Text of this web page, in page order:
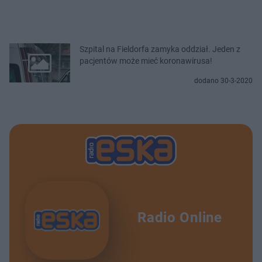
Szpital na Fieldorfa zamyka oddział. Jeden z
pacjentów może mieć koronawirusa!
dodano 30-3-2020
Radio Online